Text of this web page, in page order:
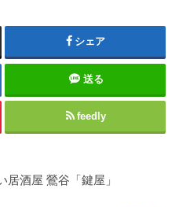
シェア
送る
feedly
居酒屋 鶯谷「鍵屋」